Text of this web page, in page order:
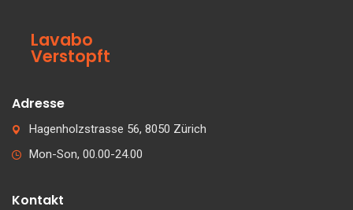
Lavabo
Verstopft
Adresse
Hagenholzstrasse 56, 8050 Zürich
Mon-Son, 00.00-24.00
Kontakt